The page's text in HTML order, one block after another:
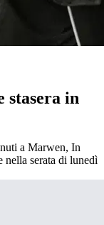
stasera in
a Marwen, In
nella serata di lunedì